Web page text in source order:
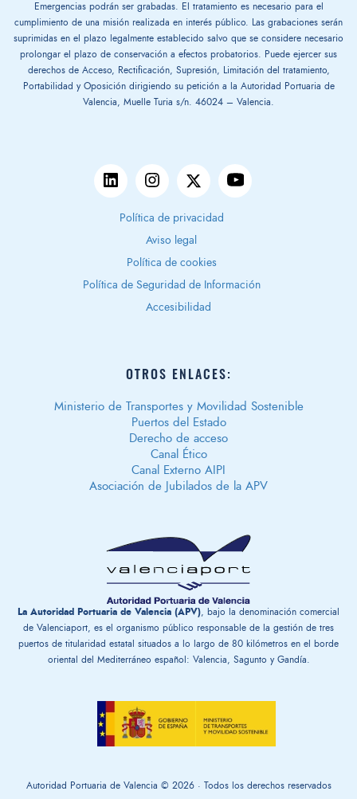
Emergencias podrán ser grabadas. El tratamiento es necesario para el
cumplimiento de una misión realizada en interés público. Las grabaciones serán
suprimidas en el plazo legalmente establecido salvo que se considere necesario
prolongar el plazo de conservación a efectos probatorios. Puede ejercer sus
derechos de Acceso, Rectificación, Supresión, Limitación del tratamiento,
Portabilidad y Oposición dirigiendo su petición a la Autoridad Portuaria de
Valencia, Muelle Turia s/n. 46024 – Valencia.
Política de privacidad
Aviso legal
Política de cookies
Política de Seguridad de Información
Accesibilidad
OTROS ENLACES:
Ministerio de Transportes y Movilidad Sostenible
Puertos del Estado
Derecho de acceso
Canal Ético
Canal Externo AIPI
Asociación de Jubilados de la APV
La Autoridad Portuaria de Valencia (APV), bajo la denominación comercial
de Valenciaport, es el organismo público responsable de la gestión ​de tres
puertos de titularidad estatal situados a lo largo de 80 kilómetros en el borde
oriental del Mediterráneo español: Valencia, Sagunto y Gandía.
Autoridad Portuaria de Valencia © 2026 · Todos los derechos reservados